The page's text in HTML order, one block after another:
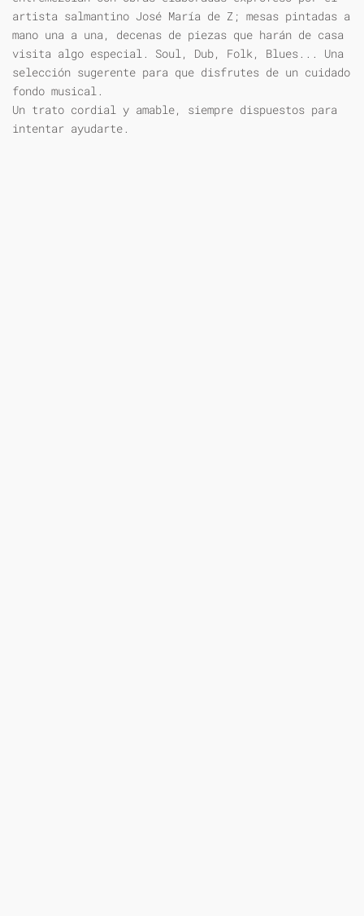
artista salmantino José María de Z; mesas pintadas a
mano una a una, decenas de piezas que harán de casa
visita algo especial. Soul, Dub, Folk, Blues... Una
selección sugerente para que disfrutes de un cuidado
fondo musical.
Un trato cordial y amable, siempre dispuestos para
intentar ayudarte.